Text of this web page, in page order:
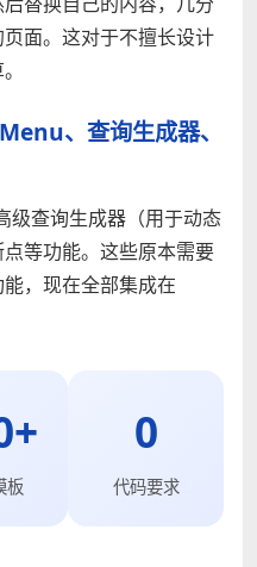
面。这对于不擅长设计
、查询生成器、
级查询生成器（用于动态
等功能。这些原本需要
，现在全部集成在
板
0
代码要求